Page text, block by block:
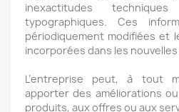
inexactitudes
typographiques. Ces
périodiquement modifiées et
incorporées dans les
L’entreprise peut, à tout
apporter des améliorations
produits, aux offres ou aux